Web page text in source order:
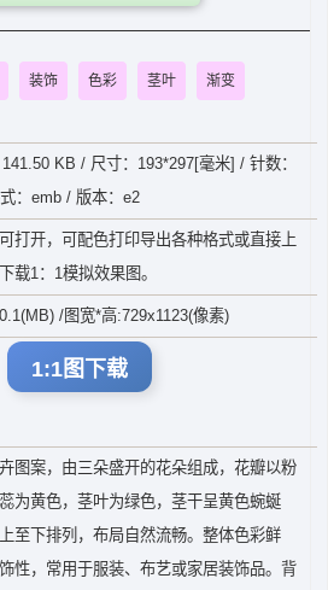
装饰 色彩 茎叶 渐变
KB / 尺寸：193*297[毫米] / 针数：
：emb / 版本：e2
打开，可配色打印导出各种格式或直接上
载1：1模拟效果图。
/图宽*高:729x1123(像素)
1:1图下载
图案，由三朵盛开的花朵组成，花瓣以粉
为黄色，茎叶为绿色，茎干呈黄色蜿蜒
至下排列，布局自然流畅。整体色彩鲜
性，常用于服装、布艺或家居装饰品。背